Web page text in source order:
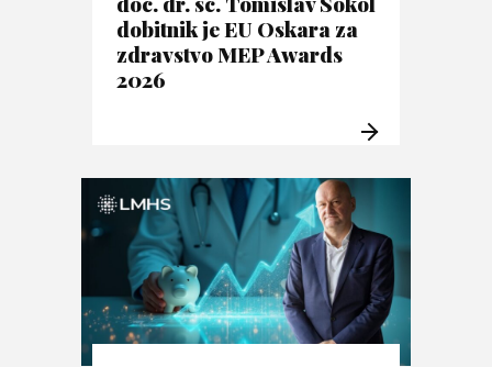
dobitnik je EU Oskara za
zdravstvo MEP Awards
2026